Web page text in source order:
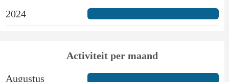
2024
Activiteit per maand
Augustus